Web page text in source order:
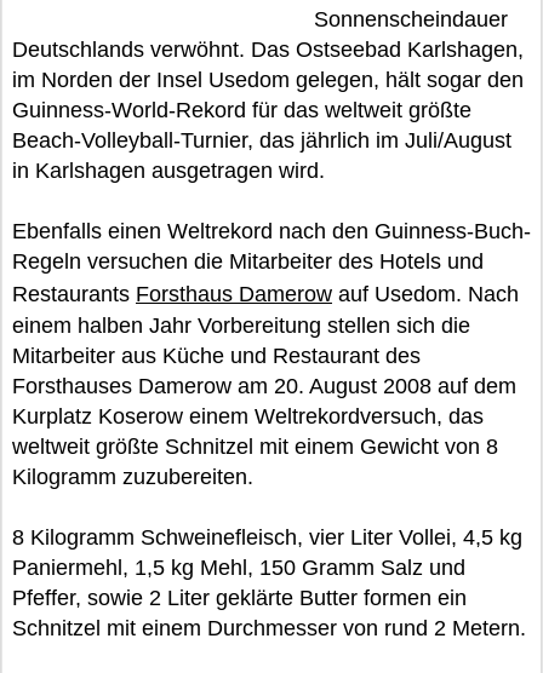
Sonnenscheindauer
Deutschlands verwöhnt. Das Ostseebad Karlshagen,
im Norden der Insel Usedom gelegen, hält sogar den
Guinness-World-Rekord für das weltweit größte
Beach-Volleyball-Turnier, das jährlich im Juli/August
in Karlshagen ausgetragen wird.
Ebenfalls einen Weltrekord nach den Guinness-Buch-
Regeln versuchen die Mitarbeiter des Hotels und
Restaurants Forsthaus Damerow auf Usedom. Nach
einem halben Jahr Vorbereitung stellen sich die
Mitarbeiter aus Küche und Restaurant des
Forsthauses Damerow am 20. August 2008 auf dem
Kurplatz Koserow einem Weltrekordversuch, das
weltweit größte Schnitzel mit einem Gewicht von 8
Kilogramm zuzubereiten.
8 Kilogramm Schweinefleisch, vier Liter Vollei, 4,5 kg
Paniermehl, 1,5 kg Mehl, 150 Gramm Salz und
Pfeffer, sowie 2 Liter geklärte Butter formen ein
Schnitzel mit einem Durchmesser von rund 2 Metern.